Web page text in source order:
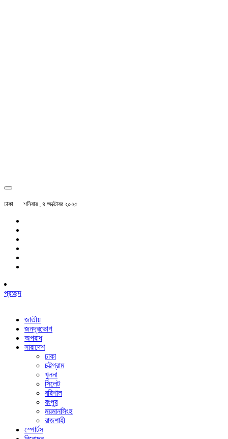
ঢাকা শনিবার , ৪ অক্টোবর ২০২৫
প্রচ্ছদ
জাতীয়
জনদূরভোগ
অপরাধ
সারাদেশ
ঢাকা
চট্টগ্রাম
খুলনা
সিলেট
বরিশাল
রংপুর
ময়মানসিংহ
রাজশাহী
স্পোর্টস